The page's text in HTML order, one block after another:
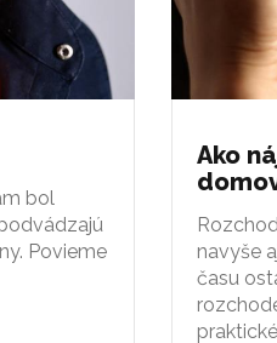
bol
Povieme
Ako
navyše
času